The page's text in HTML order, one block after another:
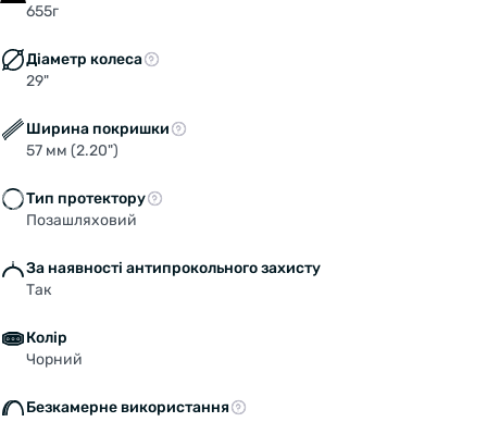
655г
Діаметр колеса
29"
Ширина покришки
57 мм (2.20")
Тип протектору
Позашляховий
За наявності антипрокольного захисту
Так
Колір
Чорний
Безкамерне використання
Do you want to switch to the Dutch version of the
STAY ON FACEBIKE.UA